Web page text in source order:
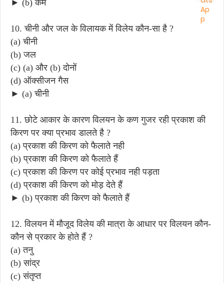
► (b) कम
10. चीनी और जल के विलायक में विलेय कौन-सा है ?
(a) चीनी
(b) जल
(c) (a) और (b) दोनों
(d) ऑक्सीजन गैस
► (a) चीनी
11. छोटे आकार के कारण विलयन के कण गुजर रही प्रकाश की
किरण पर क्या प्रभाव डालते है ?
(a) प्रकाश की किरण को फैलाते नही
(b) प्रकाश की किरण को फैलाते हैं
(c) प्रकाश की किरण पर कोई प्रभाव नही पड़ता
(d) प्रकाश की किरण को मोड़ देते हैं
► (b) प्रकाश की किरण को फैलाते हैं
12. विलयन में मौजूद विलेय की मात्रा के आधार पर विलयन कौन-
कौन से प्रकार के होते हैं ?
(a) तनु
(b) सांद्र
(c) संतृप्त